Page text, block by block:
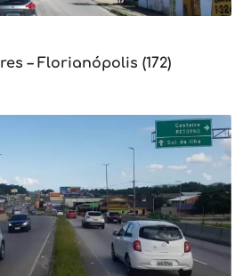
– Florianópolis (172)